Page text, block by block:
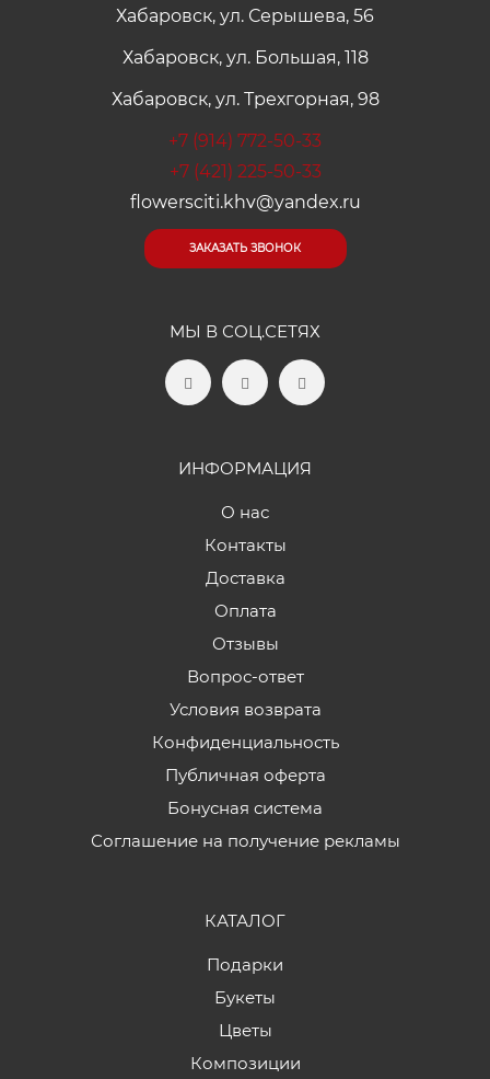
Хабаровск, ул. Серышева, 56
Хабаровск, ул. Большая, 118
Хабаровск, ул. Трехгорная, 98
+7 (914) 772-50-33
+7 (421) 225-50-33
flowersciti.khv@yandex.ru
ЗАКАЗАТЬ ЗВОНОК
МЫ В СОЦ.СЕТЯХ
ИНФОРМАЦИЯ
О нас
Контакты
Доставка
Оплата
Отзывы
Вопрос-ответ
Условия возврата
Конфиденциальность
Публичная оферта
Бонусная система
Соглашение на получение рекламы
КАТАЛОГ
Подарки
Букеты
Цветы
Композиции